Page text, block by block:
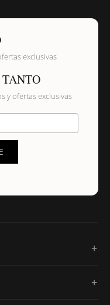
exclusivas
y ofertas exclusivas